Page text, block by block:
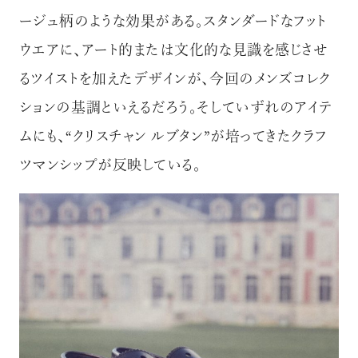
ージュ柄のような効果がある。スタンダードなフット
ウエアに、アート的または文化的な見識を感じさせ
るツイストを加えたデザインが、今回のメンズコレク
ションの基調といえるだろう。そしていずれのアイテ
ムにも、“クリスチャン ルブタン”が培ってきたクラフ
ツマンシップが反映している。